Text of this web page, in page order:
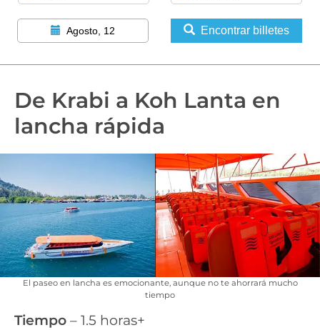
Agosto, 12 Encontrar billetes
De Krabi a Koh Lanta en
lancha rápida
El paseo en lancha es emocionante, aunque no te ahorrará mucho
tiempo
Tiempo – 1.5 horas+